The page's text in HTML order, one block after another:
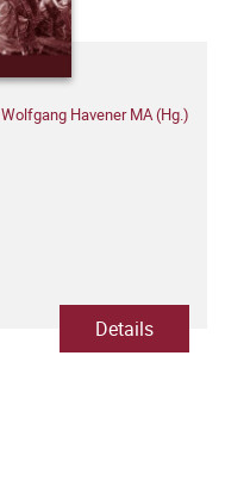
Wolfgang Havener MA (Hg.)
Details